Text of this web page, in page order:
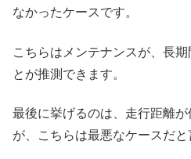
なかったケースです。
こちらはメンテナンスが、長
とが推測できます。
最後に挙げるのは、走行距離
が、こちらは最悪なケースだと